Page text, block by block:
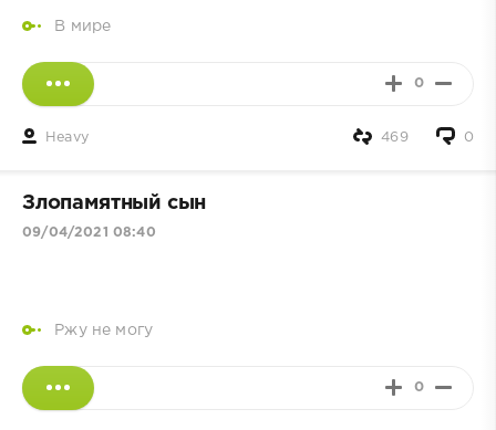
В мире
0
Heavy 0
469
Злопамятный сын
09/04/2021 08:40
Ржу не могу
0